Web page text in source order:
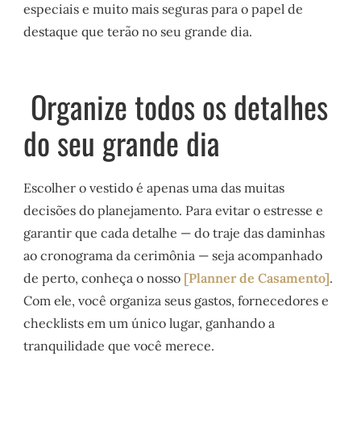
especiais e muito mais seguras para o papel de
destaque que terão no seu grande dia.
Organize todos os detalhes
do seu grande dia
Escolher o vestido é apenas uma das muitas
decisões do planejamento. Para evitar o estresse e
garantir que cada detalhe — do traje das daminhas
ao cronograma da cerimônia — seja acompanhado
de perto, conheça o nosso [Planner de Casamento].
Com ele, você organiza seus gastos, fornecedores e
checklists em um único lugar, ganhando a
tranquilidade que você merece.